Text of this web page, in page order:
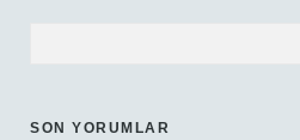
SON YORUMLAR